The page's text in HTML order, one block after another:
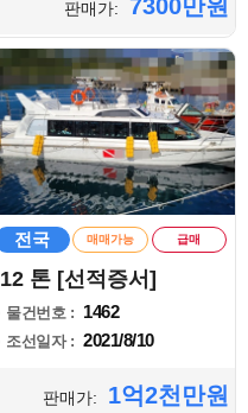
판매가: 7300만원
전국 매매가능 급매
12 톤 [선적증서]
물건번호 : 1462
조선일자 : 2021/8/10
판매가: 1억2천만원